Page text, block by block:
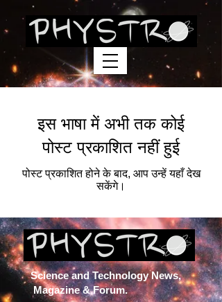
इस भाषा में अभी तक कोई
पोस्ट प्रकाशित नहीं हुई
पोस्ट प्रकाशित होने के बाद, आप उन्हें यहाँ देख
सकेंगे।
Science and Technology News,
Magazine & Forum.